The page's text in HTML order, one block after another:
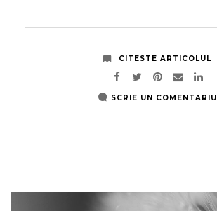
CITESTE ARTICOLUL
SCRIE UN COMENTARIU